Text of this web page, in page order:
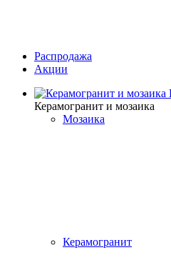
Распродажа
Акции
Керамогранит и мозаика
Мозаика
Керамогранит